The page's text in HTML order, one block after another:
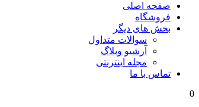
صفحه اصلی
فروشگاه
بخش های دیگر
سوالات متداول
آرشیو وبلاگ
مجله اینترنتی
تماس با ما
0